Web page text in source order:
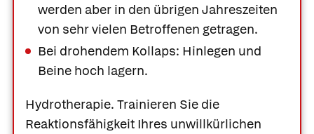
werden aber in den übrigen Jahreszeiten
von sehr vielen Betroffenen getragen.
Bei drohendem Kollaps: Hinlegen und
Beine hoch lagern.
Hydrotherapie. Trainieren Sie die
Reaktionsfähigkeit Ihres unwillkürlichen